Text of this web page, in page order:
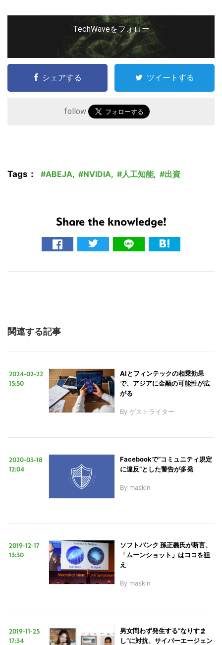
TechWaveをフォロー
シェアする ツイートする
follow
Tags： ABEJA, NVIDIA, 人工知能, 出資
Share the knowledge!
関連する記事
2024-02-22
15:50
AIとフィンテックの相乗効果
で、アジアに金融の可能性が広
がる
By ゲストライター
2020-03-18
12:04
Facebookで“コミュニティ規定
に違反”とした警告が多発
By maskin
2019-12-17
13:30
ソフトバンク 孫正義氏が断言、
「ムーンショット」はココを狙
え
By maskin
2019-11-25
17:34
男女問わず発生する“なりすま
し”に対抗、サイバーエージェン
サ